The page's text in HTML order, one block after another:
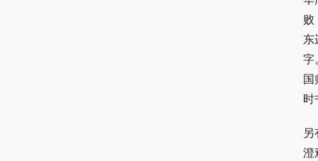
败
东
字
国
时
澄